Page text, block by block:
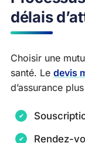
délais
Choisir une
santé. Le devis
d’assurance
Rendez-